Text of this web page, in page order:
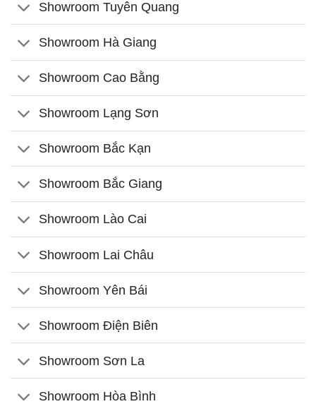
Showroom Tuyên Quang
Showroom Hà Giang
Showroom Cao Bằng
Showroom Lạng Sơn
Showroom Bắc Kạn
Showroom Bắc Giang
Showroom Lào Cai
Showroom Lai Châu
Showroom Yên Bái
Showroom Điện Biên
Showroom Sơn La
Showroom Hòa Bình